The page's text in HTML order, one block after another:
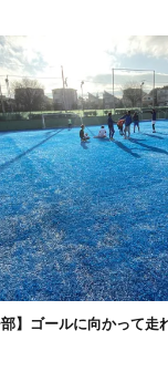
】ゴールに向かって走